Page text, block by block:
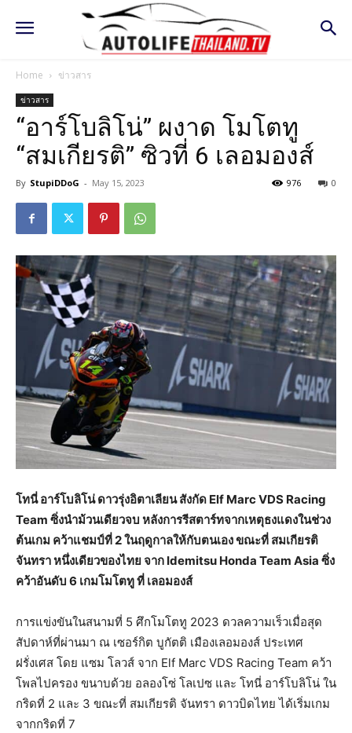
Home ข่าวสาร
ข่าวสาร
“อาร์โบลิโน่” ผงาด โมโตทู
“สมเกียรติ” ซิวที่ 6 เลอมองส์
By StupiDDoG - May 15, 2023 0
976
โทนี่ อาร์โบลิโน่ ดาวรุ่งอิตาเลียน สังกัด Elf Marc VDS Racing
Team ซิ่งนำม้วนเดียวจบ หลังการรีสตาร์ทจากเหตุธงแดงในช่วง
ต้นเกม คว้าแชมป์ที่ 2 ในฤดูกาลให้กับตนเอง ขณะที่ สมเกียรติ
จันทรา หนึ่งเดียวของไทย จาก Idemitsu Honda Team Asia ซิ่ง
คว้าอันดับ 6 เกมโมโตทู ที่ เลอมองส์
การแข่งขันในสนามที่ 5 ศึกโมโตทู 2023 ดวลความเร็วเมื่อสุด
สัปดาห์ที่ผ่านมา ณ เซอร์กิต บูกัตติ เมืองเลอมองส์ ประเทศ
ฝรั่งเศส โดย แซม โลวส์ จาก Elf Marc VDS Racing Team คว้า
โพลไปครอง ขนาบด้วย อลองโซ่ โลเปซ และ โทนี่ อาร์โบลิโน่ ใน
กริดที่ 2 และ 3 ขณะที่ สมเกียรติ จันทรา ดาวบิดไทย ได้เริ่มเกม
จากกริดที่ 7